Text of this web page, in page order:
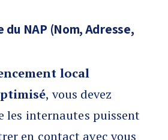
du NAP (Nom, Adresse,
local
, vous devez
les internautes puissent
en contact avec vous